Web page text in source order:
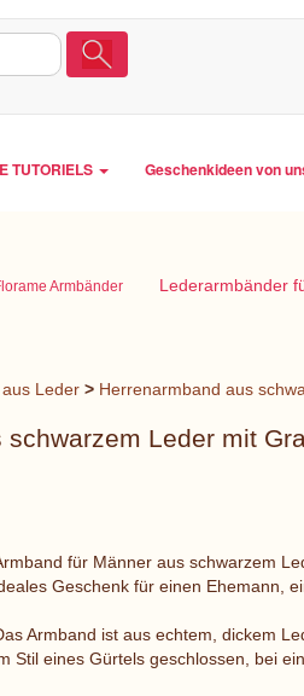
TUTORIELS Geschenkideen von
Armbänder Lederarmbänder
Leder > Herrenarmband aus
Leder mit
für Männer aus schwarzem
Geschenk für einen Ehemann,
Armband ist aus echtem, dickem
Stil eines Gürtels geschlossen, bei